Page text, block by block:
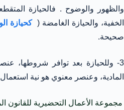
والظهور والوضوح . فالحيازة
الخفية، والحيازة الغامضة (كحيازة
صحيحة.
3- وللحيازة بعد توافر شروطها،
المادية، وعنصر معنوي هو نية
مجموعة الأعمال التحضيرية للقانون المدني –